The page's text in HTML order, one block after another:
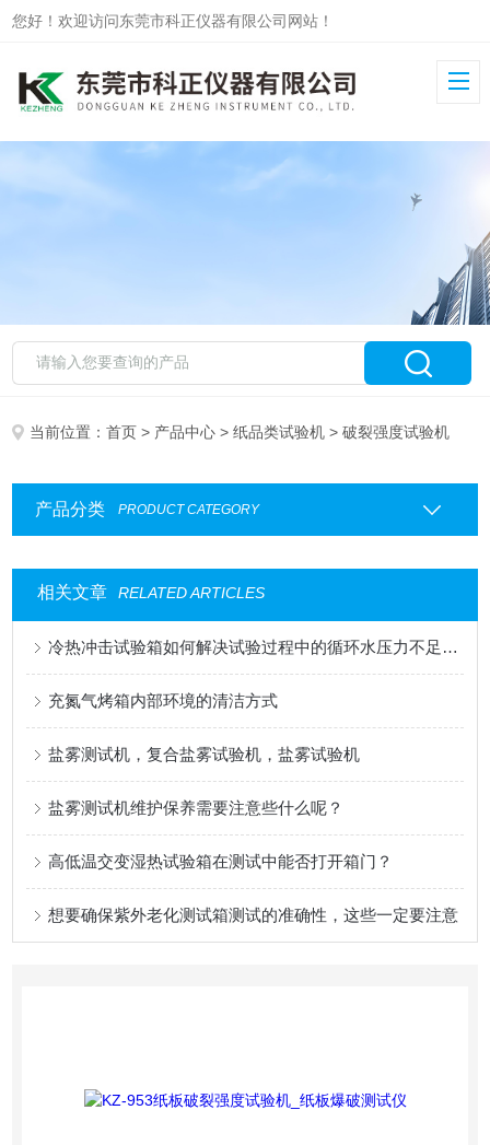
您好！欢迎访问东莞市科正仪器有限公司网站！
当前位置：首页 > 产品中心 >纸品类试验机 > 破裂强度试验机
产品分类 PRODUCT CATEGORY
相关文章 RELATED ARTICLES
冷热冲击试验箱如何解决试验过程中的循环水压力不足现象
充氮气烤箱内部环境的清洁方式
盐雾测试机，复合盐雾试验机，盐雾试验机
盐雾测试机维护保养需要注意些什么呢？
高低温交变湿热试验箱在测试中能否打开箱门？
想要确保紫外老化测试箱测试的准确性，这些一定要注意